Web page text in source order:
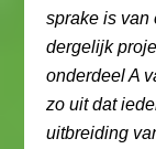
sprake is van
dergelijk
onderdeel A
zo uit dat
uitbreiding